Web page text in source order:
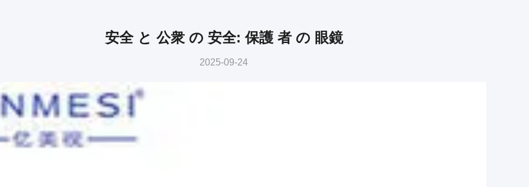
安全 と 公衆 の 安全: 保護 者 の 眼鏡
2025-09-24